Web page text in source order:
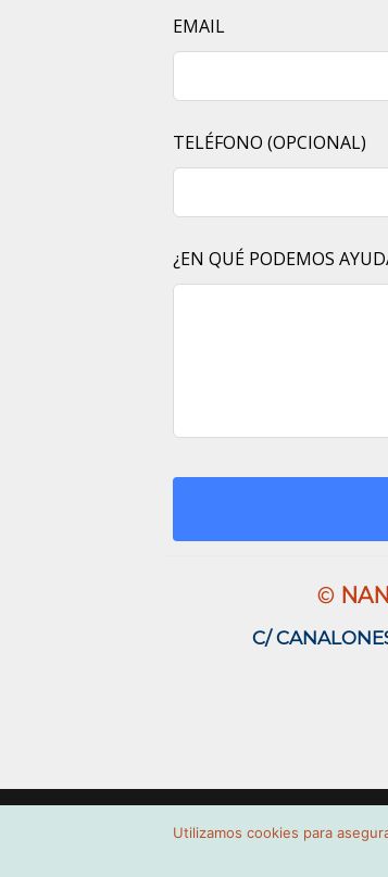
EMAIL
TELÉFONO (OPCIONAL)
¿EN QUÉ PODEMOS
©
C/
Utilizamos cookies para